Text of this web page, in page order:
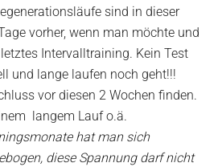
sind in dieser
vorher, wenn man möchte und
Intervalltraining. Kein Test
und lange laufen noch geht!!!
vor diesen 2 Wochen finden.
langem Lauf o.ä.
hat man sich
diese Spannung darf nicht